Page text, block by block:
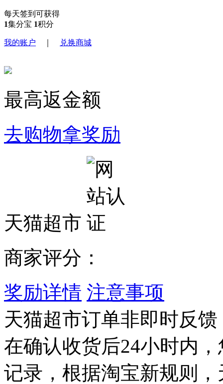
每天签到可获得
1集分宝 1积分
我的账户 兑换商城
最高返金额
去购物拿奖励
天猫超市
商家评分：
奖励详情 注意事项
天猫超市订单非即时反
在确认收货后24小时内
记录，根据淘宝新规则